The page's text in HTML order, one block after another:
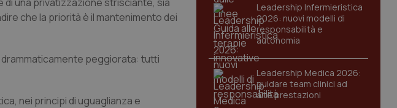
che la priorità è il mantenimento dei
drammaticamente peggiorata: tutti
nei principi di uguaglianza e
Leadership Infermieristica
2026: nuovi modelli di
responsabilità e
autonomia
Leadership Medica 2026:
guidare team clinici ad
alte prestazioni